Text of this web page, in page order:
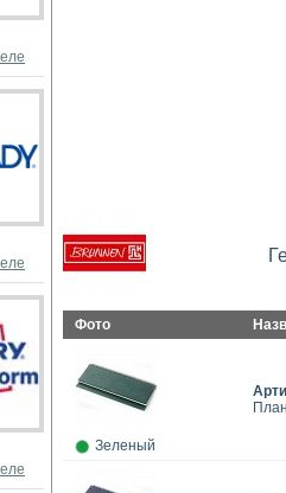
Фото
Зеленый